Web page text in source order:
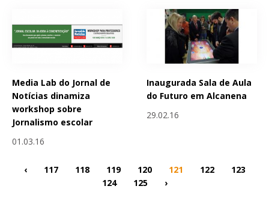
Media Lab do Jornal de
Notícias dinamiza
workshop sobre
Jornalismo escolar
01.03.16
Inaugurada Sala de Aula
do Futuro em Alcanena
29.02.16
‹ 117 118 119 120 121 122
123
124
125 ›